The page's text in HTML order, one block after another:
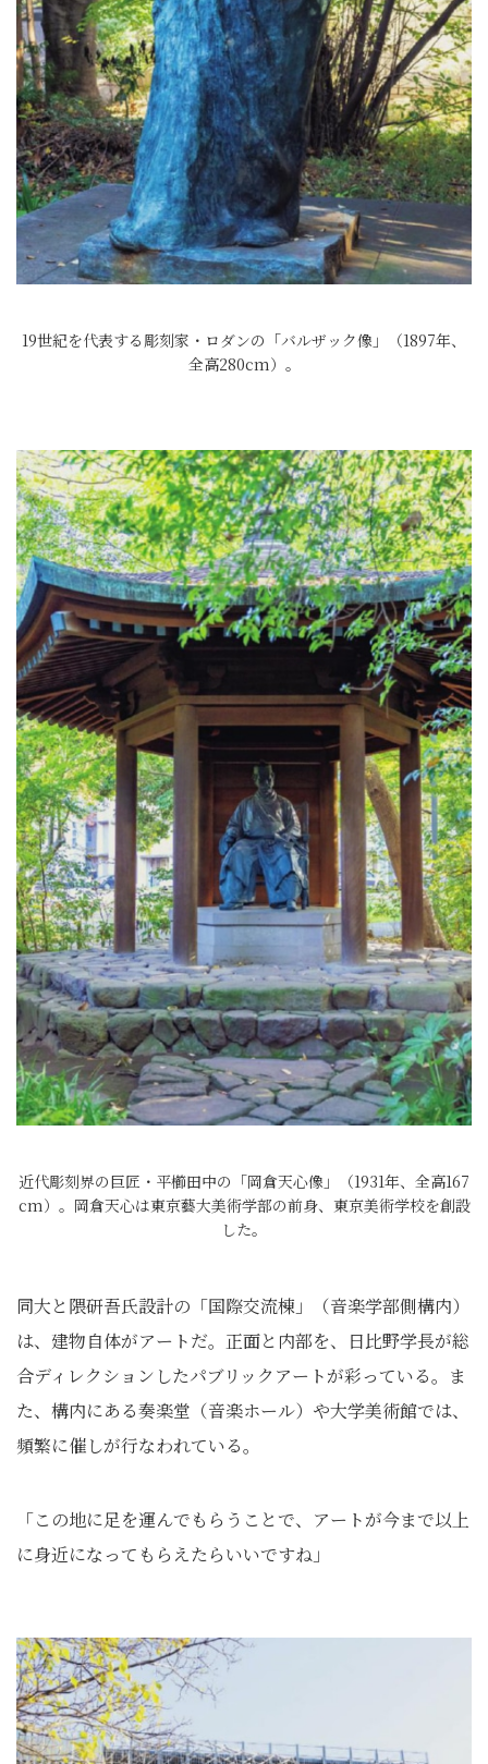
19世紀を代表する彫刻家・ロダンの「バルザック像」（1897年、
全高280cm）。
近代彫刻界の巨匠・平櫛田中の「岡倉天心像」（1931年、全高167
cm）。岡倉天心は東京藝大美術学部の前身、東京美術学校を創設
した。
同大と隈研吾氏設計の「国際交流棟」（音楽学部側構内）
は、建物自体がアートだ。正面と内部を、日比野学長が総
合ディレクションしたパブリックアートが彩っている。ま
た、構内にある奏楽堂（音楽ホール）や大学美術館では、
頻繁に催しが行なわれている。
「この地に足を運んでもらうことで、アートが今まで以上
に身近になってもらえたらいいですね」